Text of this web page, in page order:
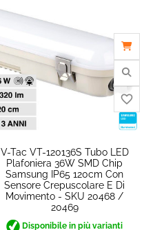
V-Tac VT-120136S Tubo LED
Plafoniera 36W SMD Chip
Samsung IP65 120cm Con
Sensore Crepuscolare E Di
Movimento - SKU 20468 /
20469
Disponibile in più varianti